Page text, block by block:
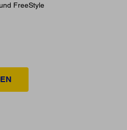
FreeStyle